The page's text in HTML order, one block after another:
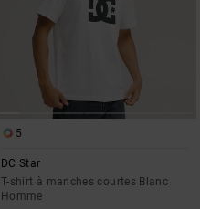
5
DC Star
T-shirt à manches courtes Blanc
Homme